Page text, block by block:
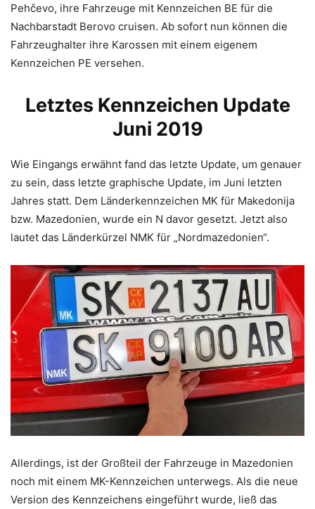
Pehčevo, ihre Fahrzeuge mit Kennzeichen BE für die
Nachbarstadt Berovo cruisen. Ab sofort nun können die
Fahrzeughalter ihre Karossen mit einem eigenem
Kennzeichen PE versehen.
Letztes Kennzeichen Update
Juni 2019
Wie Eingangs erwähnt fand das letzte Update, um genauer
zu sein, dass letzte graphische Update, im Juni letzten
Jahres statt. Dem Länderkennzeichen MK für Makedonija
bzw. Mazedonien, wurde ein N davor gesetzt. Jetzt also
lautet das Länderkürzel NMK für „Nordmazedonien“.
Allerdings, ist der Großteil der Fahrzeuge in Mazedonien
noch mit einem MK-Kennzeichen unterwegs. Als die neue
Version des Kennzeichens eingeführt wurde, ließ das